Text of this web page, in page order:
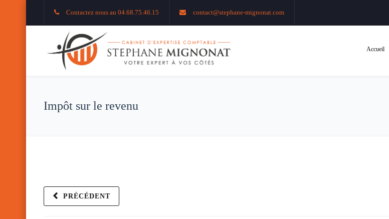
Contactez nous au 04.68.75.46.15 contact@stephane-mignonat.com
Accueil
Impôt sur le revenu
PRÉCÉDENT